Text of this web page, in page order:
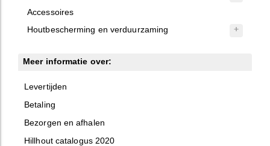
Accessoires
Houtbescherming en verduurzaming
Meer informatie over:
Levertijden
Betaling
Bezorgen en afhalen
Hillhout catalogus 2020